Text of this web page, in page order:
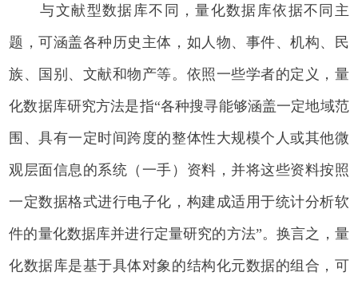
与文献型数据库不同，量化数据库依据不同主
题，可涵盖各种历史主体，如人物、事件、机构、民
族、国别、文献和物产等。依照一些学者的定义，量
化数据库研究方法是指“各种搜寻能够涵盖一定地域范
围、具有一定时间跨度的整体性大规模个人或其他微
观层面信息的系统（一手）资料，并将这些资料按照
一定数据格式进行电子化，构建成适用于统计分析软
件的量化数据库并进行定量研究的方法”。换言之，量
化数据库是基于具体对象的结构化元数据的组合，可